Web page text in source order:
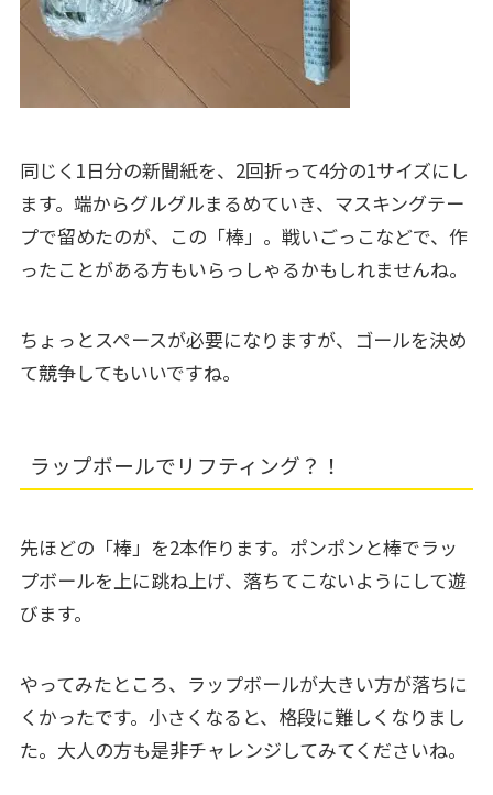
同じく1日分の新聞紙を、2回折って4分の1サイズにし
ます。端からグルグルまるめていき、マスキングテー
プで留めたのが、この「棒」。戦いごっこなどで、作
ったことがある方もいらっしゃるかもしれませんね。
ちょっとスペースが必要になりますが、ゴールを決め
て競争してもいいですね。
ラップボールでリフティング？！
先ほどの「棒」を2本作ります。ポンポンと棒でラッ
プボールを上に跳ね上げ、落ちてこないようにして遊
びます。
やってみたところ、ラップボールが大きい方が落ちに
くかったです。小さくなると、格段に難しくなりまし
た。大人の方も是非チャレンジしてみてくださいね。